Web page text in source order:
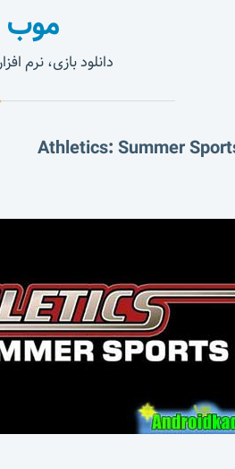
موب
دانلود بازی، نرم